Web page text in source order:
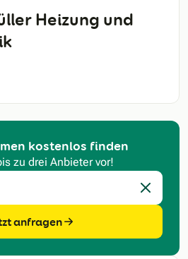
Heizung und
kostenlos finden
zu drei Anbieter vor!
Eingabe
anfragen